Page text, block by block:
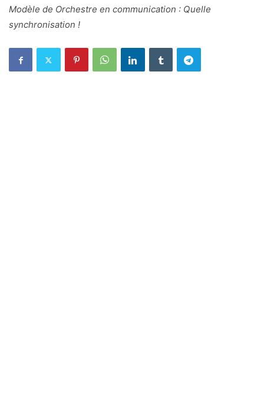
Modèle de Orchestre en communication : Quelle
synchronisation !